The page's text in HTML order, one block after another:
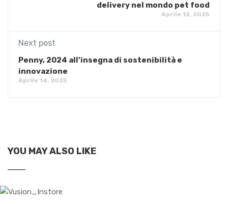
delivery nel mondo pet food
Aprile 12, 2025
Next post
Penny, 2024 all'insegna di sostenibilità e
innovazione
Aprile 14, 2025
YOU MAY ALSO LIKE